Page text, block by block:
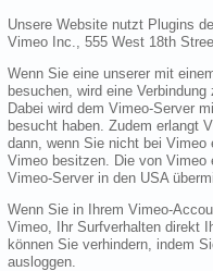
Unsere Website nutzt Plugins
Vimeo Inc., 555 West 18th
Wenn Sie eine unserer mit
besuchen, wird eine
Dabei wird dem Vimeo-Server
besucht haben. Zudem erlangt
dann, wenn Sie nicht bei Vimeo
Vimeo besitzen. Die von Vimeo
Vimeo-Server in den USA
Wenn Sie in Ihrem Vimeo-
Vimeo, Ihr Surfverhalten direkt
können Sie verhindern, indem
ausloggen.